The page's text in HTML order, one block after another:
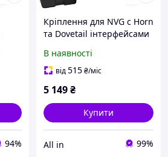
94%
Кріплення для NVG c Horn
та Dovetail інтерфейсами
Norotos CL24-0237
(Чорний)
В наявності
від515₴/міс
5 149₴
Купити
All in 99%